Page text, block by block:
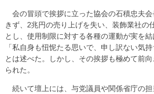
会の冒頭で挨拶に立った協会の石積忠夫
きず、2兆円の売り上げを失い、装飾業社の
とし、使用制限に対する各種の運動が実を
「私自身も忸怩たる思いで、申し訳ない気持
とは述べた。しかし、その挨拶も極めて前
られた。
続いて壇上には、与党議員や関係省庁の担